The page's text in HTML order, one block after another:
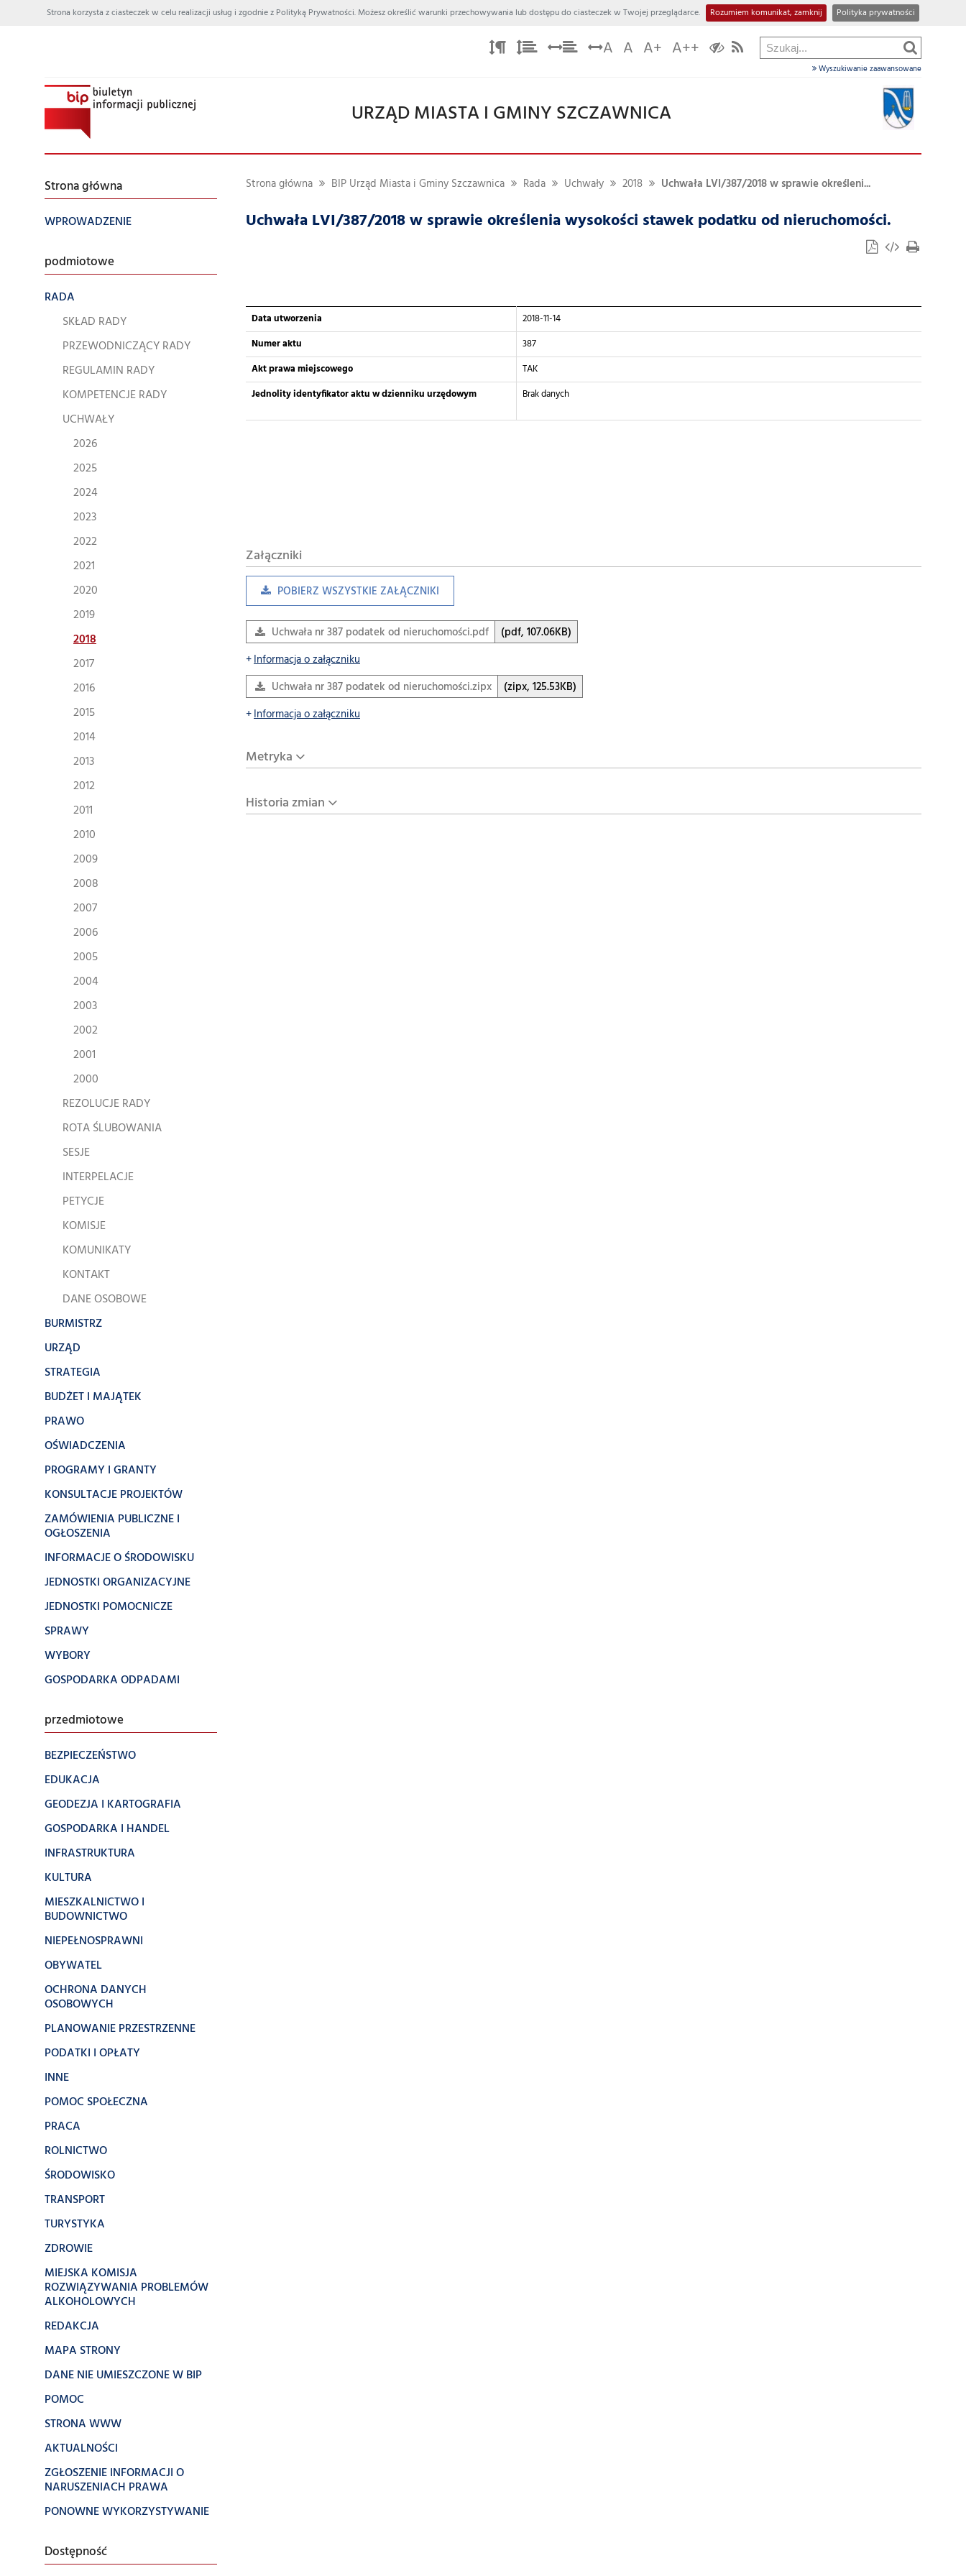
Strona korzysta z ciasteczek w celu realizacji usług i zgodnie z Polityką Prywatności. Możesz określić warunki przechowywania lub dostępu do ciasteczek w Twojej przeglądarce. Rozumiem komunikat, zamknij Polityka prywatności
A A A+ A++
Wyszukiwanie zaawansowane
URZĄD MIASTA I GMINY SZCZAWNICA
Strona główna
WPROWADZENIE
podmiotowe
RADA
SKŁAD RADY
PRZEWODNICZĄCY RADY
REGULAMIN RADY
KOMPETENCJE RADY
UCHWAŁY
2026
2025
2024
2023
2022
2021
2020
2019
2018
2017
2016
2015
2014
2013
2012
2011
2010
2009
2008
2007
2006
2005
2004
2003
2002
2001
2000
REZOLUCJE RADY
ROTA ŚLUBOWANIA
SESJE
INTERPELACJE
PETYCJE
KOMISJE
KOMUNIKATY
KONTAKT
DANE OSOBOWE
BURMISTRZ
URZĄD
STRATEGIA
BUDŻET I MAJĄTEK
PRAWO
OŚWIADCZENIA
PROGRAMY I GRANTY
KONSULTACJE PROJEKTÓW
ZAMÓWIENIA PUBLICZNE I
OGŁOSZENIA
INFORMACJE O ŚRODOWISKU
JEDNOSTKI ORGANIZACYJNE
JEDNOSTKI POMOCNICZE
SPRAWY
WYBORY
GOSPODARKA ODPADAMI
przedmiotowe
BEZPIECZEŃSTWO
EDUKACJA
GEODEZJA I KARTOGRAFIA
GOSPODARKA I HANDEL
INFRASTRUKTURA
KULTURA
MIESZKALNICTWO I
BUDOWNICTWO
NIEPEŁNOSPRAWNI
OBYWATEL
OCHRONA DANYCH
OSOBOWYCH
PLANOWANIE PRZESTRZENNE
PODATKI I OPŁATY
INNE
POMOC SPOŁECZNA
PRACA
ROLNICTWO
ŚRODOWISKO
TRANSPORT
TURYSTYKA
ZDROWIE
MIEJSKA KOMISJA
ROZWIĄZYWANIA PROBLEMÓW
ALKOHOLOWYCH
REDAKCJA
MAPA STRONY
DANE NIE UMIESZCZONE W BIP
POMOC
STRONA WWW
AKTUALNOŚCI
ZGŁOSZENIE INFORMACJI O
NARUSZENIACH PRAWA
PONOWNE WYKORZYSTYWANIE
Dostępność
Strona główna BIP Urząd Miasta i Gminy Szczawnica Rada Uchwały 2018 Uchwała LVI/387/2018 w sprawie określeni...
Uchwała LVI/387/2018 w sprawie określenia wysokości stawek podatku od nieruchomości.
Data utworzenia
2018-11-14
Numer aktu
387
Akt prawa miejscowego
TAK
Jednolity identyfikator aktu w dzienniku urzędowym
Brak danych
Załączniki
POBIERZ WSZYSTKIE ZAŁĄCZNIKI
Uchwała nr 387 podatek od nieruchomości.pdf
(pdf, 107.06KB)
Informacja o załączniku
Uchwała nr 387 podatek od nieruchomości.zipx
(zipx, 125.53KB)
Informacja o załączniku
Metryka
Historia zmian